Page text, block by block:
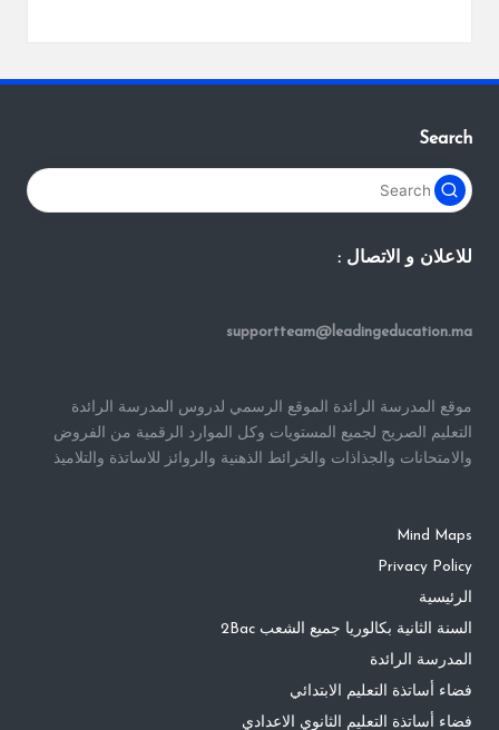
Search
للاعلان و الاتصال :
supportteam@leadingeducation.ma
موقع المدرسة الرائدة الموقع الرسمي لدروس المدرسة الرائدة
التعليم الصريح لجميع المستويات وكل الموارد الرقمية من الفروض
والامتحانات والجذاذات والخرائط الذهنية والروائز للاساتذة والتلاميذ
Mind Maps
Privacy Policy
الرئيسية
السنة الثانية بكالوريا جميع الشعب 2Bac
المدرسة الرائدة
فضاء أساتذة التعليم الابتدائي
فضاء أساتذة التعليم الثانوي الاعدادي